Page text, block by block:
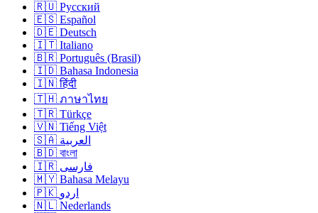
🇷🇺 Русский
🇪🇸 Español
🇩🇪 Deutsch
🇮🇹 Italiano
🇧🇷 Português (Brasil)
🇮🇩 Bahasa Indonesia
🇮🇳 हिंदी
🇹🇭 ภาษาไทย
🇹🇷 Türkçe
🇻🇳 Tiếng Việt
🇸🇦 العربية
🇧🇩 বাংলা
🇮🇷 فارسی
🇲🇾 Bahasa Melayu
🇵🇰 اردو
🇳🇱 Nederlands